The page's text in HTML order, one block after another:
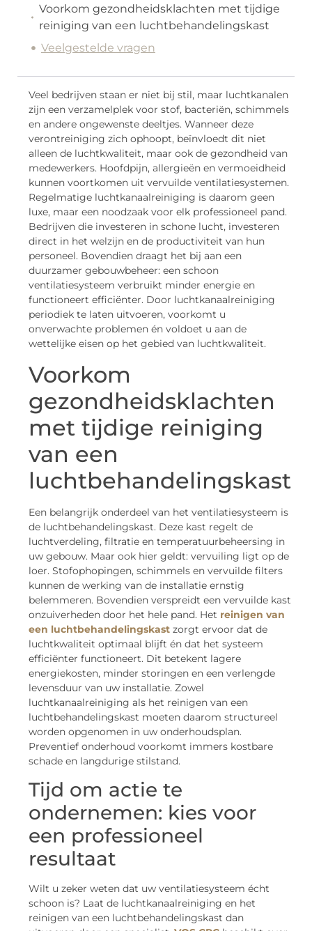
Voorkom gezondheidsklachten met tijdige
reiniging van een luchtbehandelingskast
Veelgestelde vragen
Veel bedrijven staan er niet bij stil, maar luchtkanalen
zijn een verzamelplek voor stof, bacteriën, schimmels
en andere ongewenste deeltjes. Wanneer deze
verontreiniging zich ophoopt, beïnvloedt dit niet
alleen de luchtkwaliteit, maar ook de gezondheid van
medewerkers. Hoofdpijn, allergieën en vermoeidheid
kunnen voortkomen uit vervuilde ventilatiesystemen.
Regelmatige luchtkanaalreiniging is daarom geen
luxe, maar een noodzaak voor elk professioneel pand.
Bedrijven die investeren in schone lucht, investeren
direct in het welzijn en de productiviteit van hun
personeel. Bovendien draagt het bij aan een
duurzamer gebouwbeheer: een schoon
ventilatiesysteem verbruikt minder energie en
functioneert efficiënter. Door luchtkanaalreiniging
periodiek te laten uitvoeren, voorkomt u
onverwachte problemen én voldoet u aan de
wettelijke eisen op het gebied van luchtkwaliteit.
Voorkom
gezondheidsklachten
met tijdige reiniging
van een
luchtbehandelingskast
Een belangrijk onderdeel van het ventilatiesysteem is
de luchtbehandelingskast. Deze kast regelt de
luchtverdeling, filtratie en temperatuurbeheersing in
uw gebouw. Maar ook hier geldt: vervuiling ligt op de
loer. Stofophopingen, schimmels en vervuilde filters
kunnen de werking van de installatie ernstig
belemmeren. Bovendien verspreidt een vervuilde kast
onzuiverheden door het hele pand. Het reinigen van
een luchtbehandelingskast zorgt ervoor dat de
luchtkwaliteit optimaal blijft én dat het systeem
efficiënter functioneert. Dit betekent lagere
energiekosten, minder storingen en een verlengde
levensduur van uw installatie. Zowel
luchtkanaalreiniging als het reinigen van een
luchtbehandelingskast moeten daarom structureel
worden opgenomen in uw onderhoudsplan.
Preventief onderhoud voorkomt immers kostbare
schade en langdurige stilstand.
Tijd om actie te
ondernemen: kies voor
een professioneel
resultaat
Wilt u zeker weten dat uw ventilatiesysteem écht
schoon is? Laat de luchtkanaalreiniging en het
reinigen van een luchtbehandelingskast dan